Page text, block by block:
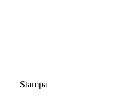
Stampa